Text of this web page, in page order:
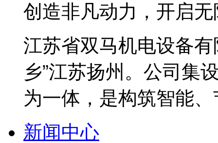
创造非凡动力，开启
江苏省双马机电设备
乡”江苏扬州。公司集
为一体，是构筑智能
新闻中心